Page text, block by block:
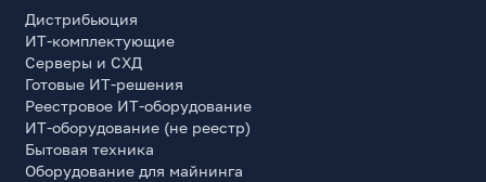
Дистрибьюция
ИТ-комплектующие
Серверы и СХД
Готовые ИТ-решения
Реестровое ИТ-оборудование
ИТ-оборудование (не реестр)
Бытовая техника
Оборудование для майнинга